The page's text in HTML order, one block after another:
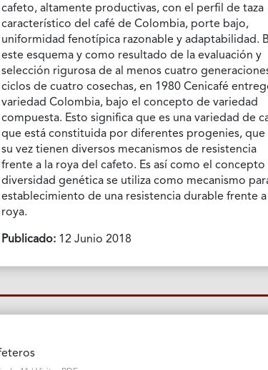
cafeto, altamente productivas, con el perfil de taza
característico del café de Colombia, porte bajo,
uniformidad fenotípica razonable y adaptabilidad.
este esquema y como resultado de la evaluación y
selección rigurosa de al menos cuatro
ciclos de cuatro cosechas, en 1980 Cenicafé
variedad Colombia, bajo el concepto de variedad
compuesta. Esto significa que es una variedad de
que está constituida por diferentes progenies, que
su vez tienen diversos mecanismos de resistencia
frente a la roya del cafeto. Es así como el concepto
diversidad genética se utiliza como mecanismo
establecimiento de una resistencia durable frente a
roya.
Publicado: 12 Junio 2018